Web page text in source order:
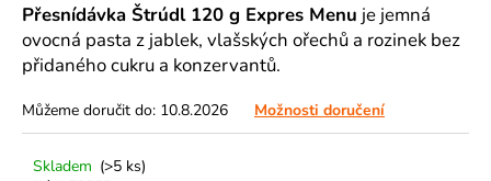
Přesnídávka Štrúdl 120 g Expres Menu je jemná
ovocná pasta z jablek, vlašských ořechů a rozinek bez
přidaného cukru a konzervantů.
Můžeme doručit do: 10.8.2026 Možnosti doručení
Skladem (>5 ks)
HLEDAT
D
o